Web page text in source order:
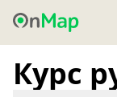
Курс